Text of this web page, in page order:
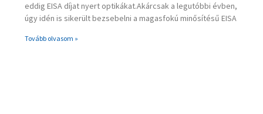
eddig EISA díjat nyert optikákat.Akárcsak a legutóbbi évben,
úgy idén is sikerült bezsebelni a magasfokú minősítésű EISA
Tovább olvasom »